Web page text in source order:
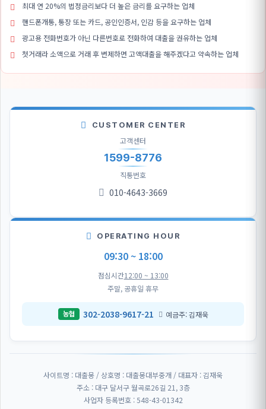
최대 연 20%의 법정금리보다 더 높은 금리를 요구하는 업체
핸드폰개통, 통장 또는 카드, 공인인증서, 인감 등을 요구하는 업체
광고용 전화번호가 아닌 다른번호로 전화하여 대출을 권유하는 업체
첫거래라 소액으로 거래 후 변제하면 고액대출을 해주겠다고 약속하는 업체
CUSTOMER CENTER
고객센터
1599-8776
직통번호
010-4643-3669
OPERATING HOUR
09:30 ~ 18:00
점심시간12:00 ~ 13:00
주말, 공휴일 휴무
농협 302-2038-9617-21 예금주: 김재욱
사이트명 : 대출몽 / 상호명 : 대출몽대부중개 / 대표자 : 김재욱
주소 : 대구 달서구 월곡로26길 21, 3층
사업자 등록번호 : 548-43-01342